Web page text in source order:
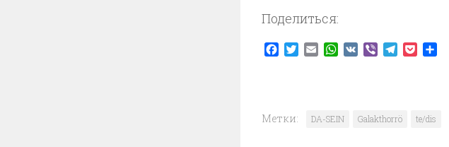
Поделиться:
Facebook
TwitterEmailWhatsApp
VK ViberTelegram
Pocket
Метки: DA-SEIN Galakthorrö te/dis